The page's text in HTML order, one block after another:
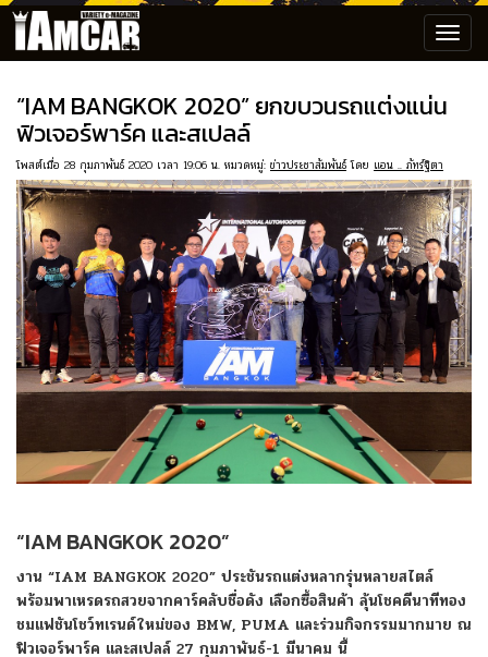
“IAM BANGKOK 2020” ยกขบวนรถแต่งแน่น
ฟิวเจอร์พาร์ค และสเปลล์
โพสต์เมื่อ 28 กุมภาพันธ์ 2020 เวลา 19:06 น. หมวดหมู่: ข่าวประชาสัมพันธ์โดย แอน .. ภัทร์ฐิตา
“IAM BANGKOK 2020”
งาน “IAM BANGKOK 2020” ประชันรถแต่งหลากรุ่นหลายสไตล์
พร้อมพาเหรดรถสวยจากคาร์คลับชื่อดัง เลือกซื้อสินค้า ลุ้นโชคดีนาทีทอง
ชมแฟชันโชว์ทเรนด์ใหม่ของ BMW, PUMA และร่วมกิจกรรมมากมาย ณ
ฟิวเจอร์พาร์ค และสเปลล์ 27 กุมภาพันธ์-1 มีนาคม นี้